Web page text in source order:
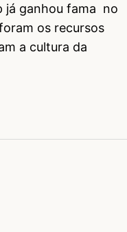
ganhou fama no
os recursos
a cultura da